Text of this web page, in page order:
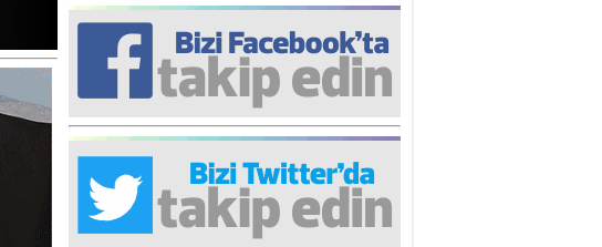
Turgut ÇALICI
İki Lakırdı da benden!
Yrd. Doç. Ercan HOŞKARA
Yatırım Yapmazsan Var Olamazsın:
Hedefteki Kurum Kıb-Tek
Rana Sarro
Başıma gelen skandal olayı